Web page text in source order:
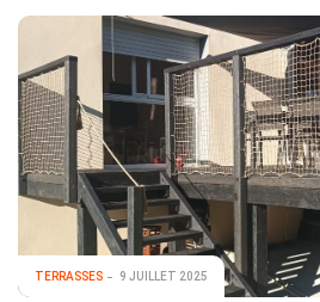
TERRASSES 9 JUILLET 2025